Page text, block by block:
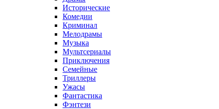
Исторические
Комедии
Криминал
Мелодрамы
Музыка
Мультсериалы
Приключения
Семейные
Триллеры
Ужасы
Фантастика
Фэнтези